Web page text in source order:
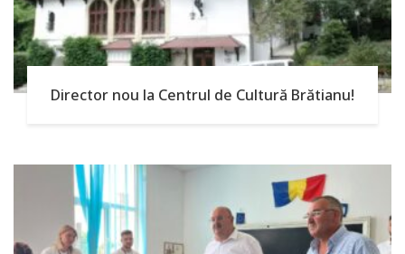
Director nou la Centrul de Cultură Brătianu!